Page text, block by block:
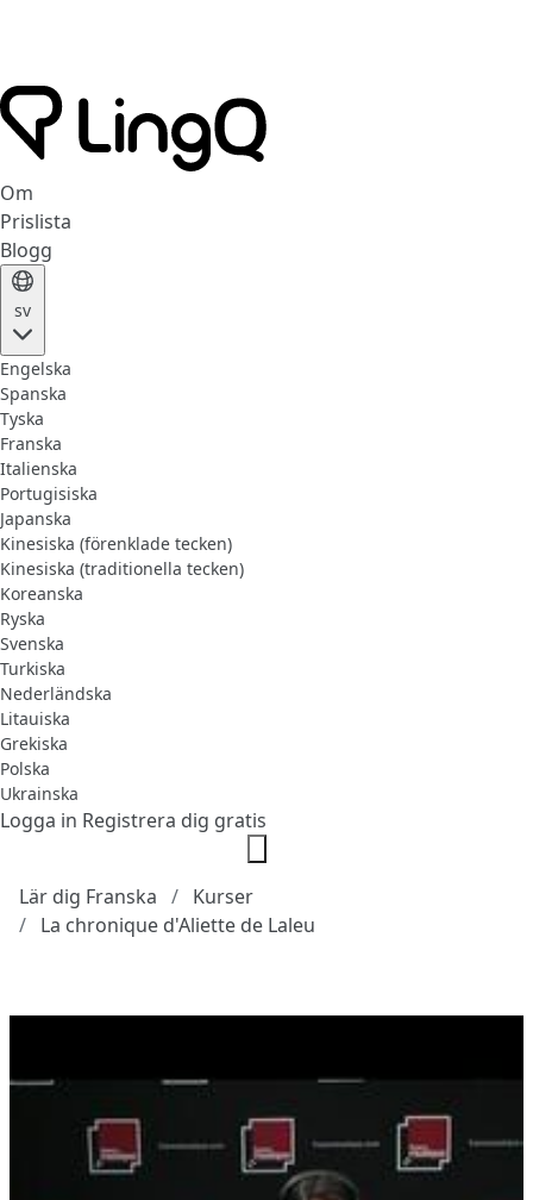
Om
Prislista
Blogg
sv
Engelska
Spanska
Tyska
Franska
Italienska
Portugisiska
Japanska
Kinesiska (förenklade tecken)
Kinesiska (traditionella tecken)
Koreanska
Ryska
Svenska
Turkiska
Nederländska
Litauiska
Grekiska
Polska
Ukrainska
Logga in Registrera dig gratis
Lär dig Franska
Kurser
La chronique d'Aliette de Laleu